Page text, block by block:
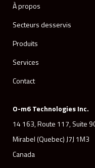
À propos
Secteurs desservis
Produits
Services
Contact
O-m6 Technologies Inc.
14 163, Route 117, Suite
Mirabel (Quebec) J7J 1M3
Canada